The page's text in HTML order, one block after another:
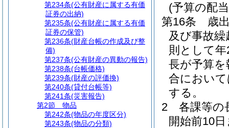
(予算の配
第16条
歳
及び事故
則として
長が予算
合におい
する。
2
各課等の
開始前10
第234条(公有財産に属する有価
証券の出納)
第235条(公有財産に属する有価
証券の保管)
第236条(財産台帳の作成及び整
備)
第237条(公有財産の異動の報告)
第238条(台帳価格)
第239条(財産の評価換)
第240条(貸付台帳等)
第241条(災害報告)
第2節
物品
第242条(物品の年度区分)
第243条(物品の分類)